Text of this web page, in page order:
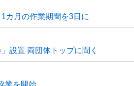
カ月の作業期間を3日に
設置 両団体トップに聞く
業を開始